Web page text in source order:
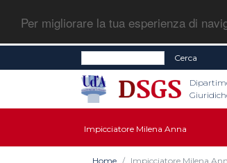
Per migliorare la tua esperienza di
Cerca
Impicciatore Milena Anna
Home Impicciatore Milena